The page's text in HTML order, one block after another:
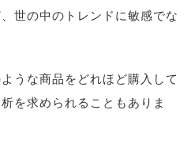
世の中のトレンドに敏感でな
うな商品をどれほど購入して
を求められることもありま